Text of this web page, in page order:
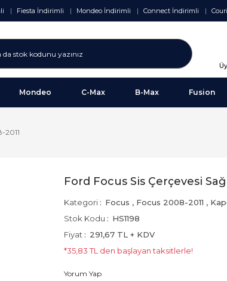
Fiesta İndirimli Mondeo İndirimli Connect İndirimli
Mondeo C-Max B-Max Fusion
2011
Ford Focus Sis Çerçevesi
Kategori Focus , Focus 2008-2011 ,
Stok Kodu
HS1198
Fiyat
291,67 TL + KDV
*35,83 TL den başlayan taksitlerle!
Yorum Yap